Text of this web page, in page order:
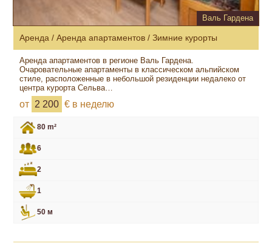
Валь Гардена
Аренда / Аренда апартаментов / Зимние курорты
Аренда апартаментов в регионе Валь Гардена.
Очаровательные апартаменты в классическом альпийском
стиле, расположенные в небольшой резиденции недалеко от
центра курорта Сельва…
от 2 200 € в неделю
80 m²
6
2
1
50 м